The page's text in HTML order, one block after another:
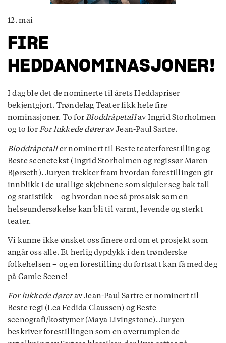
12. mai
FIRE
HEDDANOMINASJONER!
I dag ble det de nominerte til årets Heddapriser
bekjentgjort. Trøndelag Teater fikk hele fire
nominasjoner. To for Bloddråpetallav Ingrid Storholmen
og to for For lukkede dørerav Jean-Paul Sartre.
Bloddråpetaller nominert til Beste teaterforestilling og
Beste scenetekst (Ingrid Storholmen og regissør Maren
Bjørseth). Juryen trekker fram hvordan forestillingen gir
innblikk i de utallige skjebnene som skjuler seg bak tall
og statistikk – og hvordan noe så prosaisk som en
helseundersøkelse kan bli til varmt, levende og sterkt
teater.
Vi kunne ikke ønsket oss finere ord om et prosjekt som
angår oss alle. Et herlig dypdykk i den trønderske
folkehelsen – og en forestilling du fortsatt kan få med deg
på Gamle Scene!
For lukkede dørerav Jean-Paul Sartre er nominert til
Beste regi (Lea Fedida Claussen) og Beste
scenografi/kostymer (Maya Livingstone). Juryen
beskriver forestillingen som en overrumplende